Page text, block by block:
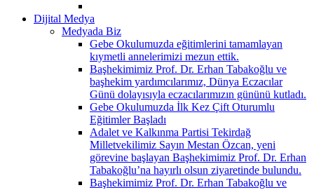
Dijital Medya
Medyada Biz
Gebe Okulumuzda eğitimlerini tamamlayan
kıymetli annelerimizi mezun ettik.
Başhekimimiz Prof. Dr. Erhan Tabakoğlu ve
başhekim yardımcılarımız, Dünya Eczacılar
Günü dolayısıyla eczacılarımızın gününü kutladı.
Gebe Okulumuzda İlk Kez Çift Oturumlu
Eğitimler Başladı
Adalet ve Kalkınma Partisi Tekirdağ
Milletvekilimiz Sayın Mestan Özcan, yeni
görevine başlayan Başhekimimiz Prof. Dr. Erhan
Tabakoğlu’na hayırlı olsun ziyaretinde bulundu.
Başhekimimiz Prof. Dr. Erhan Tabakoğlu ve